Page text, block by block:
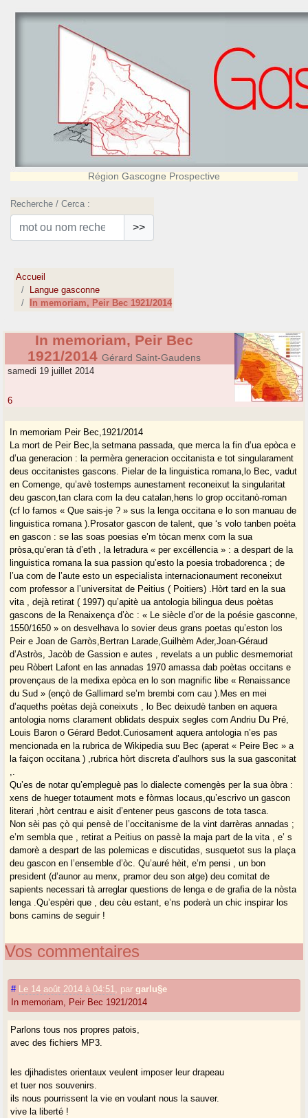
Région Gascogne Prospective
Recherche / Cerca :
>>
Accueil
Langue gasconne
In memoriam, Peir Bec 1921/2014
In memoriam, Peir Bec
1921/2014 Gérard Saint-Gaudens
samedi 19 juillet 2014
6
In memoriam Peir Bec,1921/2014
La mort de Peir Bec,la setmana passada, que merca la fin d’ua epòca e
d’ua generacion : la permèra generacion occitanista e tot singularament
deus occitanistes gascons. Pielar de la linguistica romana,lo Bec, vadut
en Comenge, qu’avè tostemps aunestament reconeixut la singularitat
deu gascon,tan clara com la deu catalan,hens lo grop occitanò-roman
(cf lo famos « Que sais-je ? » sus la lenga occitana e lo son manuau de
linguistica romana ).Prosator gascon de talent, que ‘s volo tanben poèta
en gascon : se las soas poesias e’m tòcan menx com la sua
pròsa,qu’eran tà d’eth , la letradura « per excéllencia » : a despart de la
linguistica romana la sua passion qu’esto la poesia trobadorenca ; de
l’ua com de l’aute esto un especialista internacionaument reconeixut
com professor a l’universitat de Peitius ( Poitiers) .Hòrt tard en la sua
vita , dejà retirat ( 1997) qu’apitè ua antologia bilingua deus poètas
gascons de la Renaixença d’òc : « Le siècle d’or de la poésie gasconne,
1550/1650 » on desvelhava lo sovier deus grans poetas qu’eston los
Peir e Joan de Garròs,Bertran Larade,Guilhèm Ader,Joan-Géraud
d’Astròs, Jacòb de Gassion e autes , revelats a un public desmemoriat
peu Ròbert Lafont en las annadas 1970 amassa dab poètas occitans e
provençaus de la medixa epòca en lo son magnific libe « Renaissance
du Sud » (ençò de Gallimard se’m brembi com cau ).Mes en mei
d’aqueths poètas dejà coneixuts , lo Bec deixudè tanben en aquera
antologia noms clarament oblidats despuix segles com Andriu Du Pré,
Louis Baron o Gérard Bedot.Curiosament aquera antologia n’es pas
mencionada en la rubrica de Wikipedia suu Bec (aperat « Peire Bec » a
la faiçon occitana ) ,rubrica hòrt discreta d’aulhors sus la sua gasconitat
,.
Qu’es de notar qu’empleguè pas lo dialecte comengès per la sua òbra :
xens de hueger totaument mots e fòrmas locaus,qu’escrivo un gascon
literari ,hòrt centrau e aisit d’entener peus gascons de tota tasca.
Non sèi pas çò qui pensè de l’occitanisme de la vint darrèras annadas ;
e’m sembla que , retirat a Peitius on passè la maja part de la vita , e’ s
damorè a despart de las polemicas e discutidas, susquetot sus la plaça
deu gascon en l’ensemble d’òc. Qu’auré hèit, e’m pensi , un bon
president (d’aunor au menx, pramor deu son atge) deu comitat de
sapients necessari tà arreglar questions de lenga e de grafia de la nòsta
lenga .Qu’espèri que , deu cèu estant, e’ns poderà un chic inspirar los
bons camins de seguir !
Vos commentaires
# Le 14 août 2014 à 04:51 pargarlu§e
In memoriam, Peir Bec 1921/2014
Parlons tous nos propres patois,
avec des fichiers MP3.
les djihadistes orientaux veulent imposer leur drapeau
et tuer nos souvenirs.
ils nous pourrissent la vie en voulant nous la sauver.
vive la liberté !